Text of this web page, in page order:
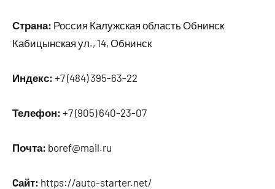
Страна: Россия Калужская область Обнинск
Кабицынская ул., 14, Обнинск
Индекс: +7 (484) 395-63-22
Телефон: +7 (905) 640-23-07
Почта: boref@mail.ru
Cайт: https://auto-starter.net/